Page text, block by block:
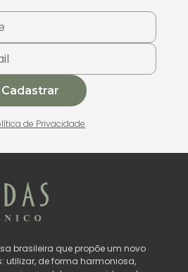
Cadastrar
de Privacidade
brasileira que propõe um novo
utilizar, de forma harmoniosa,